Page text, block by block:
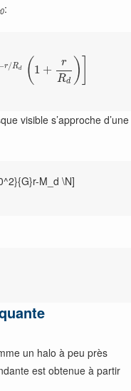
:
r/Rd ( 1 +
r
Rd )
visible s’approche d’une
M_d \N]
un halo à peu près
est obtenue à partir